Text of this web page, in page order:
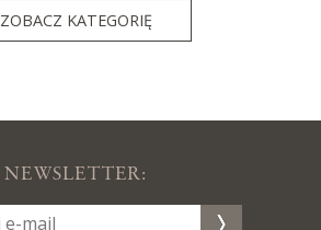
ZOBACZ KATEGORIĘ
NEWSLETTER: